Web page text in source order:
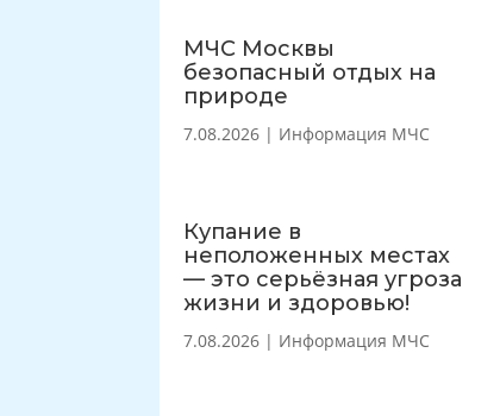
МЧС Москвы
безопасный отдых на
природе
7.08.2026 | Информация МЧС
Купание в
неположенных местах
— это серьёзная угроза
жизни и здоровью!
7.08.2026 | Информация МЧС